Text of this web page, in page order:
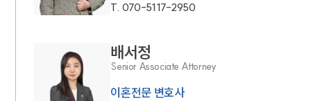
T. 070-5117-2950
배서정
Senior Associate Attorney
이혼전문 변호사